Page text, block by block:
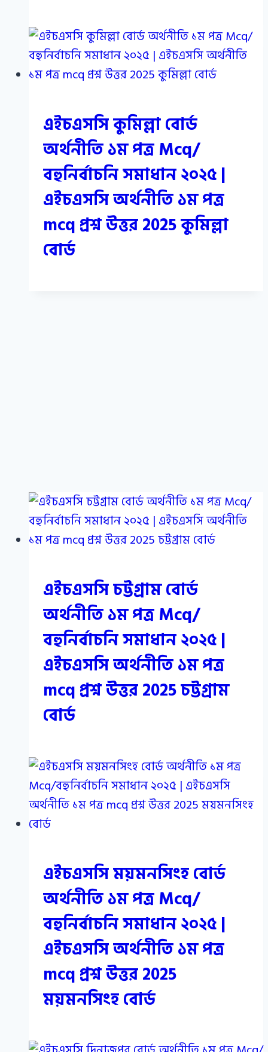
এইচএসসি কুমিল্লা বোর্ড
অর্থনীতি ১ম পত্র Mcq/
বহুনির্বাচনি সমাধান ২০২৫ |
এইচএসসি অর্থনীতি ১ম পত্র
mcq প্রশ্ন উত্তর 2025 কুমিল্লা
বোর্ড
এইচএসসি চট্টগ্রাম বোর্ড
অর্থনীতি ১ম পত্র Mcq/
বহুনির্বাচনি সমাধান ২০২৫ |
এইচএসসি অর্থনীতি ১ম পত্র
mcq প্রশ্ন উত্তর 2025 চট্টগ্রাম
বোর্ড
এইচএসসি ময়মনসিংহ বোর্ড
অর্থনীতি ১ম পত্র Mcq/
বহুনির্বাচনি সমাধান ২০২৫ |
এইচএসসি অর্থনীতি ১ম পত্র
mcq প্রশ্ন উত্তর 2025
ময়মনসিংহ বোর্ড